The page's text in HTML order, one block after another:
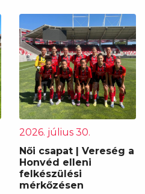
2026. július 30.
Női csapat | Vereség a
Honvéd elleni
felkészülési
mérkőzésen